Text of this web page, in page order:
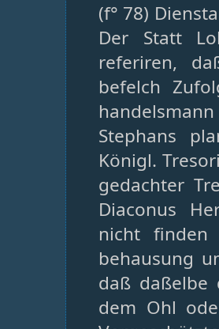
(f° 78)
Der Statt
referiren,
befelch
Stephans
Königl.
gedachter
Diaconus
nicht finden
behausung
daß daßelbe
dem Ohl